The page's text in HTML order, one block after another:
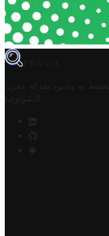
TROVIT
به وتديره
شركة مخزن
التكنولوجيا